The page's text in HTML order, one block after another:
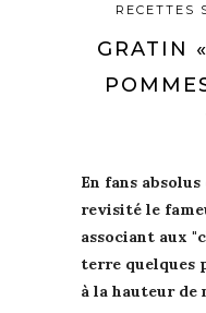
RECETTES
GRATIN
En fans
revisité le
associant aux
terre quelques
à la hauteur de